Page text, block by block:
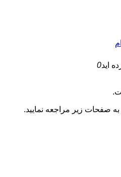
اید0
صفحات زیر مراجعه نمایید.